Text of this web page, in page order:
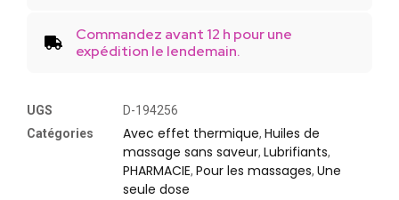
Commandez avant 12 h pour une
expédition le lendemain.
UGS
D-194256
Catégories
Avec effet thermique, Huiles de
massage sans saveur, Lubrifiants,
PHARMACIE, Pour les massages, Une
seule dose